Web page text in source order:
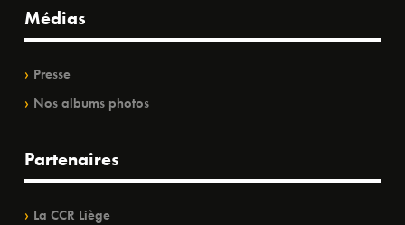
Médias
Presse
Nos albums photos
Partenaires
La CCR Liège